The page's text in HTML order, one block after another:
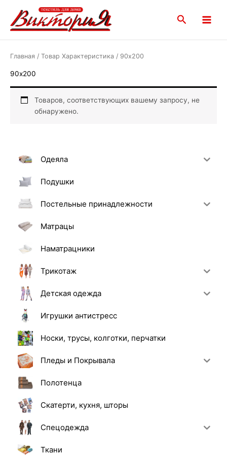
содержимому
Поиск
Menu
Одеяла
Подушки
Постельные принадлежности
Матрацы
Наматрацники
Трикотаж
Детская одежда
Игрушки антистресс
Носки, трусы, колготки, перчатки
Пледы и Покрывала
Полотенца
Скатерти, кухня, шторы
Спецодежда
Ткани
Главная / Товар Характеристика / 90х200
90х200
Товаров, соответствующих вашему запросу, не
обнаружено.